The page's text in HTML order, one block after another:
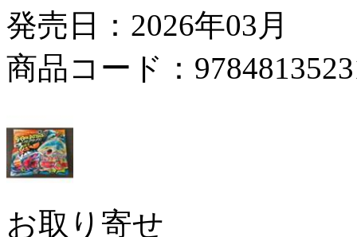
発売日：2026年03月
商品コード：
お取り寄せ